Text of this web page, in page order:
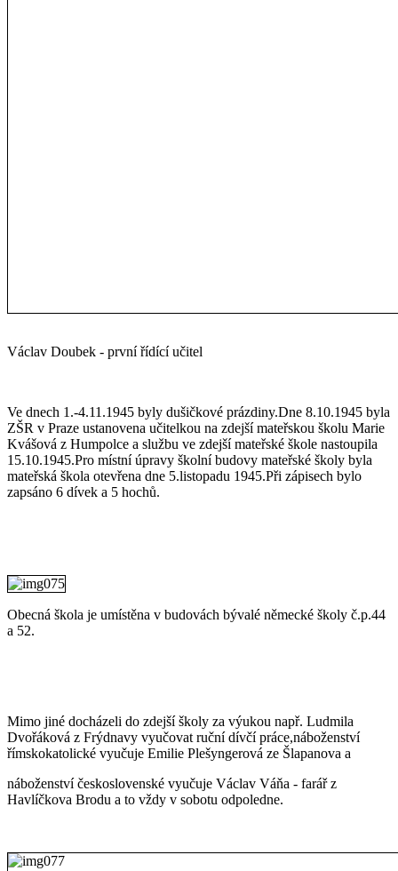
Václav Doubek - první řídící učitel
Ve dnech 1.-4.11.1945 byly dušičkové prázdiny.Dne 8.10.1945 byla
ZŠR v Praze ustanovena učitelkou na zdejší mateřskou školu Marie
Kvášová z Humpolce a službu ve zdejší mateřské škole nastoupila
15.10.1945.Pro místní úpravy školní budovy mateřské školy byla
mateřská škola otevřena dne 5.listopadu 1945.Při zápisech bylo
zapsáno 6 dívek a 5 hochů.
Obecná škola je umístěna v budovách bývalé německé školy č.p.44
a 52.
Mimo jiné docházeli do zdejší školy za výukou např. Ludmila
Dvořáková z Frýdnavy vyučovat ruční dívčí práce,náboženství
římskokatolické vyučuje Emilie Plešyngerová ze Šlapanova a
náboženství československé vyučuje Václav Váňa - farář z
Havlíčkova Brodu a to vždy v sobotu odpoledne.